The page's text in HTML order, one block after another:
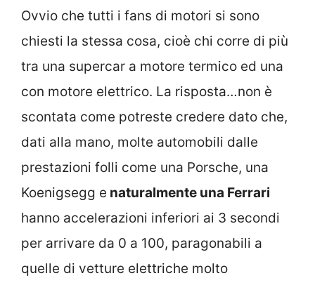
Ovvio che tutti i fans di motori si sono
chiesti la stessa cosa, cioè chi corre di più
tra una supercar a motore termico ed una
con motore elettrico. La risposta…non è
scontata come potreste credere dato che,
dati alla mano, molte automobili dalle
prestazioni folli come una Porsche, una
Koenigsegg e naturalmente una Ferrari
hanno accelerazioni inferiori ai 3 secondi
per arrivare da 0 a 100, paragonabili a
quelle di vetture elettriche molto